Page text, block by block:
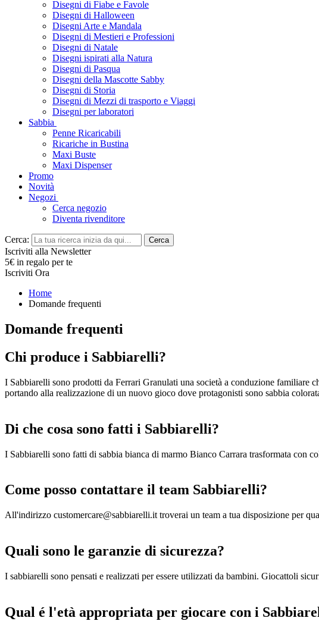
Disegni di Fiabe e Favole
Disegni di Halloween
Disegni Arte e Mandala
Disegni di Mestieri e Professioni
Disegni di Natale
Disegni ispirati alla Natura
Disegni di Pasqua
Disegni della Mascotte Sabby
Disegni di Storia
Disegni di Mezzi di trasporto e Viaggi
Disegni per laboratori
Sabbia
Penne Ricaricabili
Ricariche in Bustina
Maxi Buste
Maxi Dispenser
Promo
Novità
Negozi
Cerca negozio
Diventa rivenditore
Cerca: Cerca
Iscriviti alla Newsletter
5€ in regalo per te
Iscriviti Ora
Home
Domande frequenti
Domande frequenti
Chi produce i Sabbiarelli?
I Sabbiarelli sono prodotti da Ferrari Granulati una società a conduzione familiare
portando alla realizzazione di un nuovo gioco dove protagonisti sono sabbia
Di che cosa sono fatti i Sabbiarelli?
I Sabbiarelli sono fatti di sabbia bianca di marmo Bianco Carrara trasformata con
Come posso contattare il team Sabbiarelli?
All'indirizzo customercare@sabbiarelli.it troverai un team a tua disposizione per
Quali sono le garanzie di sicurezza?
I sabbiarelli sono pensati e realizzati per essere utilizzati da bambini. Giocattoli
Qual é l'età appropriata per giocare con i